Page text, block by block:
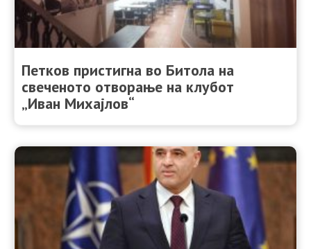
Петков пристигна во Битола на
свеченото отворање на клубот
„Иван Михајлов“